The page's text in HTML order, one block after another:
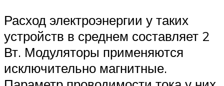
Расход электроэнергии у таких
устройств в среднем составляет 2
Вт. Модуляторы применяются
исключительно магнитные.